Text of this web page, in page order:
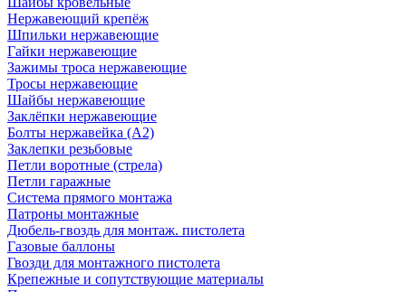
Нержавеющий крепёж
Шпильки нержавеющие
Гайки нержавеющие
Зажимы троса нержавеющие
Тросы нержавеющие
Шайбы нержавеющие
Заклёпки нержавеющие
Болты нержавейка (А2)
Заклепки резьбовые
Петли воротные (стрела)
Петли гаражные
Система прямого монтажа
Патроны монтажные
Дюбель-гвоздь для монтаж. пистолета
Газовые баллоны
Гвозди для монтажного пистолета
Крепежные и сопутствующие материалы